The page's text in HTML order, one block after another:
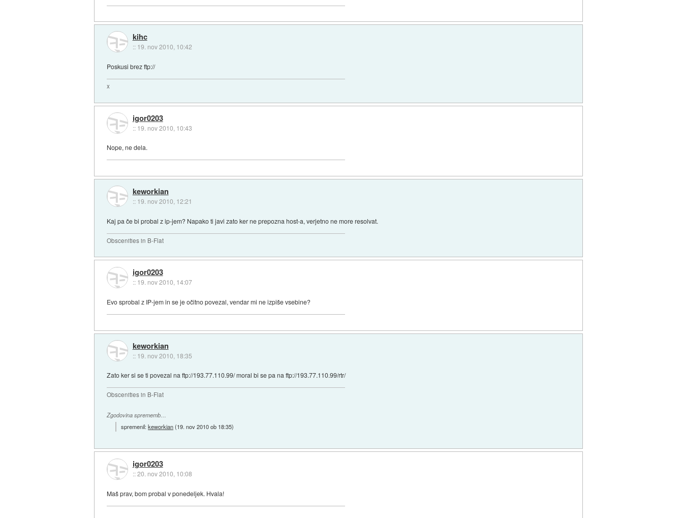
kihc
:: 19. nov 2010, 10:42
Poskusi brez ftp://
x
igor0203
:: 19. nov 2010, 10:43
Nope, ne dela.
keworkian
:: 19. nov 2010, 12:21
Kaj pa če bi probal z ip-jem? Napako ti javi zato ker ne prepozna host-a, verjetno ne more resolvat.
Obscenities in B-Flat
igor0203
:: 19. nov 2010, 14:07
Evo sprobal z IP-jem in se je očitno povezal, vendar mi ne izpiše vsebine?
keworkian
:: 19. nov 2010, 18:35
Zato ker si se ti povezal na ftp://193.77.110.99/ moral bi se pa na ftp://193.77.110.99/rtr/
Obscenities in B-Flat
Zgodovina sprememb…
spremenil:keworkian(19. nov 2010 ob 18:35)
igor0203
::20. nov 2010, 10:08
Maš prav, bom probal v ponedeljek. Hvala!